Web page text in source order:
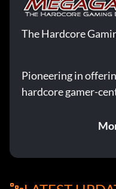
The Hardcore
Pioneering in
hardcore gamer-